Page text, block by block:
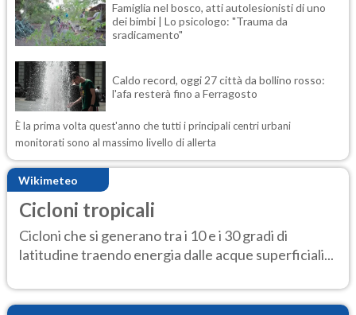
Famiglia nel bosco, atti autolesionisti di uno
dei bimbi | Lo psicologo: "Trauma da
sradicamento"
Caldo record, oggi 27 città da bollino rosso:
l'afa resterà fino a Ferragosto
È la prima volta quest'anno che tutti i principali centri urbani
monitorati sono al massimo livello di allerta
Wikimeteo
Cicloni tropicali
Cicloni che si generano tra i 10 e i 30 gradi di
latitudine traendo energia dalle acque superficiali...